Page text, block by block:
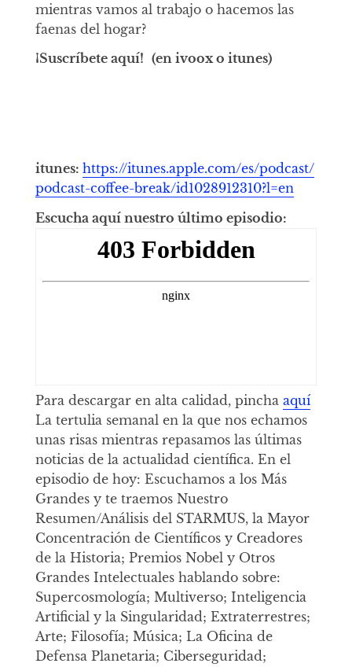
mientras vamos al trabajo o hacemos las
faenas del hogar?
¡Suscríbete aquí! (en ivoox o itunes)
itunes: https://itunes.apple.com/es/podcast/
podcast-coffee-break/id1028912310?l=en
Escucha aquí nuestro último episodio:
Para descargar en alta calidad, pincha aquí
La tertulia semanal en la que nos echamos
unas risas mientras repasamos las últimas
noticias de la actualidad científica. En el
episodio de hoy: Escuchamos a los Más
Grandes y te traemos Nuestro
Resumen/Análisis del STARMUS, la Mayor
Concentración de Científicos y Creadores
de la Historia; Premios Nobel y Otros
Grandes Intelectuales hablando sobre:
Supercosmología; Multiverso; Inteligencia
Artificial y la Singularidad; Extraterrestres;
Arte; Filosofía; Música; La Oficina de
Defensa Planetaria; Ciberseguridad;